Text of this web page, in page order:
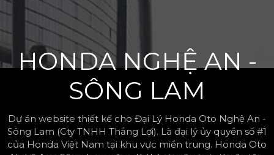
HONDA NGHỆ AN -
SÔNG LAM
Dự án website thiết kế cho Đại Lý Honda Oto Nghệ An -
Sông Lam (Cty TNHH Thắng Lợi). Là đại lý ủy quyền số #1
của Honda Việt Nam tại khu vực miền trung. Honda Oto